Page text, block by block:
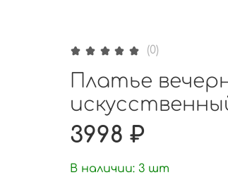
(0)
Платье
3998 ₽
В наличии: 3 шт